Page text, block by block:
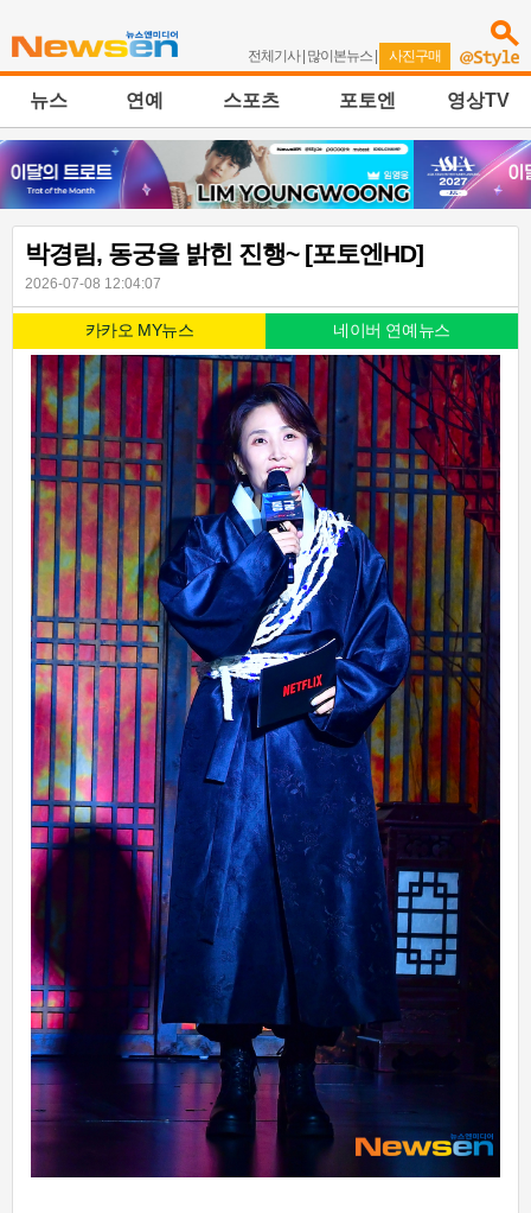
전체기사| 많이본뉴스 | 사진구매
뉴스 연예 스포츠 포토엔 영상TV
박경림, 동궁을 밝힌 진행~ [포토엔HD]
2026-07-08 12:04:07
카카오 MY뉴스 네이버 연예뉴스